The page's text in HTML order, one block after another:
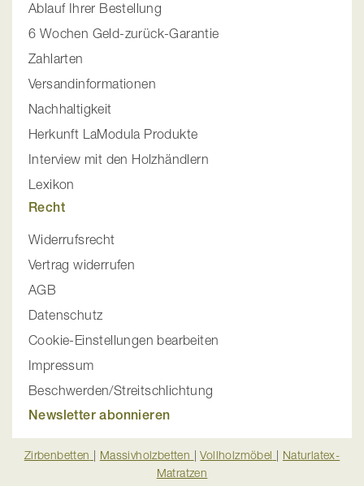
Ablauf Ihrer Bestellung
6 Wochen Geld-zurück-Garantie
Zahlarten
Versandinformationen
Nachhaltigkeit
Herkunft LaModula Produkte
Interview mit den Holzhändlern
Lexikon
Recht
Widerrufsrecht
Vertrag widerrufen
AGB
Datenschutz
Cookie-Einstellungen bearbeiten
Impressum
Beschwerden/Streitschlichtung
Newsletter abonnieren
Zirbenbetten | Massivholzbetten |Vollholzmöbel | Naturlatex-
Matratzen